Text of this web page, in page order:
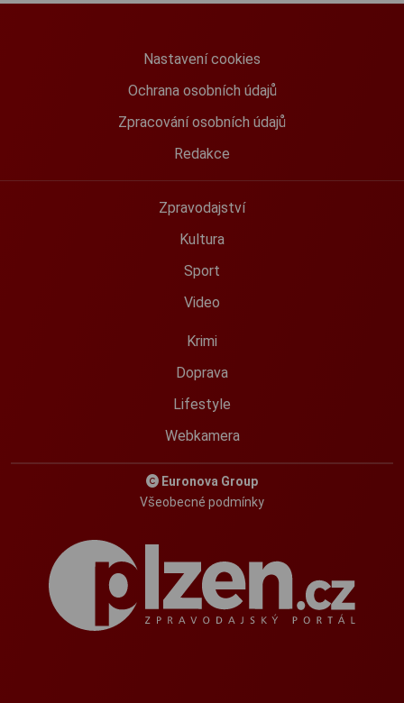
Nastavení cookies
Ochrana osobních údajů
Zpracování osobních údajů
Redakce
Zpravodajství
Kultura
Sport
Video
Krimi
Doprava
Lifestyle
Webkamera
Euronova Group
Všeobecné podmínky